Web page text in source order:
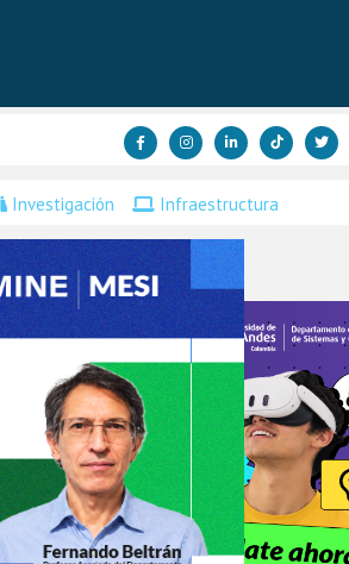
Investigación Infraestructura